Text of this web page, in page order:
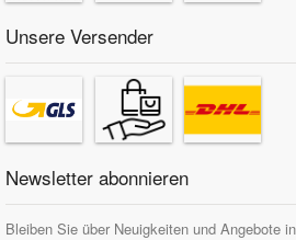
Unsere Versender
Newsletter abonnieren
Bleiben Sie über Neuigkeiten und Angebote